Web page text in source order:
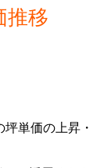
推移
単価の上昇・